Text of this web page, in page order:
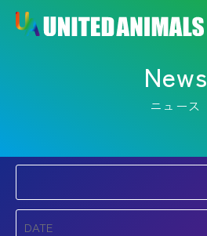
News
ニュース